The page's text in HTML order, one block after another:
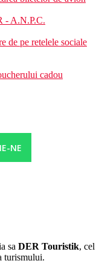
dar si international,
- A.N.P.C.
de pe retelele sociale
cadou
NE
sa DER Touristik, cel
turismului.